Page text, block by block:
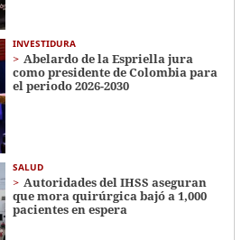
INVESTIDURA
Abelardo de la Espriella jura
como presidente de Colombia para
el periodo 2026-2030
SALUD
Autoridades del IHSS aseguran
que mora quirúrgica bajó a 1,000
pacientes en espera